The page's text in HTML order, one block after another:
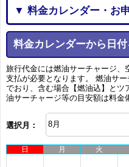
▼ 料金カレンダー・お
料金カレンダーから日
旅行代金には燃油サーチャージ、
支払が必要となります。 燃油サ
でおり、含む場合【燃油込】と
油サーチャージ等の目安額は料金
選択月：
日 月 火